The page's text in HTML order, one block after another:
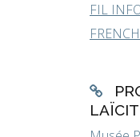
FIL